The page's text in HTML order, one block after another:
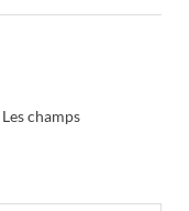
Les champs